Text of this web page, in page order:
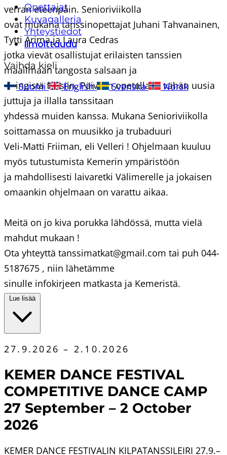
Opettajat
Kuvagalleria
Yhteystiedot
Ilmoittaudu
Vaihda kieli
Suomi English Svenska Norsk
verran eteenpäin. Senioriviikolla
ovat mukana tanssinopettajat Juhani Tahvanainen,
Tytti Arima ja Laura Cedras
jotka vievät osallistujat erilaisten tanssien
maailmaan tangosta salsaan ja
swingistä foksiin. Päivisin opetellaan vähän uusia
juttuja ja illalla tanssitaan
yhdessä muiden kanssa. Mukana Senioriviikolla
soittamassa on muusikko ja trubaduuri
Veli-Matti Friiman, eli Velleri ! Ohjelmaan kuuluu
myös tutustumista Kemerin ympäristöön
ja mahdollisesti laivaretki Välimerelle ja jokaisen
omaankin ohjelmaan on varattu aikaa.
Meitä on jo kiva porukka lähdössä, mutta vielä
mahdut mukaan !
Ota yhteyttä tanssimatkat@gmail.com tai puh 044-
5187675 , niin lähetämme
sinulle infokirjeen matkasta ja Kemeristä.
Lue lisää
27.9.2026 – 2.10.2026
KEMER DANCE FESTIVAL
COMPETITIVE DANCE CAMP
27 September – 2 October
2026
KEMER DANCE FESTIVALIN KILPATANSSILEIRI 27.9.–